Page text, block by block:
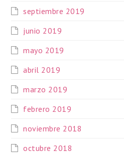
septiembre 2019
junio 2019
mayo 2019
abril 2019
marzo 2019
febrero 2019
noviembre 2018
octubre 2018